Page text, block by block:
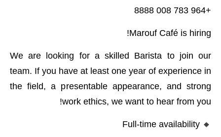
+964 783 008 8888
Marouf Café is hiring!
We are looking for a skilled Barista to join our
team. If you have at least one year of experience in
the field, a presentable appearance, and strong
work ethics, we want to hear from you!
🔸 Full-time availability